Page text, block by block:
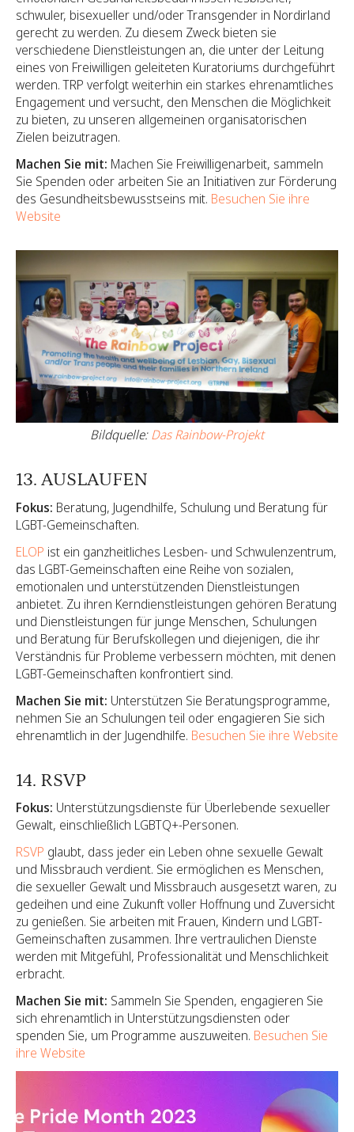
schwuler, bisexueller und/oder Transgender in Nordirland
gerecht zu werden. Zu diesem Zweck bieten sie
verschiedene Dienstleistungen an, die unter der Leitung
eines von Freiwilligen geleiteten Kuratoriums durchgeführt
werden. TRP verfolgt weiterhin ein starkes ehrenamtliches
Engagement und versucht, den Menschen die Möglichkeit
zu bieten, zu unseren allgemeinen organisatorischen
Zielen beizutragen.
Machen Sie mit: Machen Sie Freiwilligenarbeit, sammeln
Sie Spenden oder arbeiten Sie an Initiativen zur Förderung
des Gesundheitsbewusstseins mit. Besuchen Sie ihre
Website
Bildquelle:Das Rainbow-Projekt
13. AUSLAUFEN
Fokus: Beratung, Jugendhilfe, Schulung und Beratung für
LGBT-Gemeinschaften.
ELOP ist ein ganzheitliches Lesben- und Schwulenzentrum,
das LGBT-Gemeinschaften eine Reihe von sozialen,
emotionalen und unterstützenden Dienstleistungen
anbietet. Zu ihren Kerndienstleistungen gehören Beratung
und Dienstleistungen für junge Menschen, Schulungen
und Beratung für Berufskollegen und diejenigen, die ihr
Verständnis für Probleme verbessern möchten, mit denen
LGBT-Gemeinschaften konfrontiert sind.
Machen Sie mit: Unterstützen Sie Beratungsprogramme,
nehmen Sie an Schulungen teil oder engagieren Sie sich
ehrenamtlich in der Jugendhilfe. Besuchen Sie ihre Website
14. RSVP
Fokus: Unterstützungsdienste für Überlebende sexueller
Gewalt, einschließlich LGBTQ+-Personen.
RSVP glaubt, dass jeder ein Leben ohne sexuelle Gewalt
und Missbrauch verdient. Sie ermöglichen es Menschen,
die sexueller Gewalt und Missbrauch ausgesetzt waren, zu
gedeihen und eine Zukunft voller Hoffnung und Zuversicht
zu genießen. Sie arbeiten mit Frauen, Kindern und LGBT-
Gemeinschaften zusammen. Ihre vertraulichen Dienste
werden mit Mitgefühl, Professionalität und Menschlichkeit
erbracht.
Machen Sie mit: Sammeln Sie Spenden, engagieren Sie
sich ehrenamtlich in Unterstützungsdiensten oder
spenden Sie, um Programme auszuweiten. Besuchen Sie
ihre Website